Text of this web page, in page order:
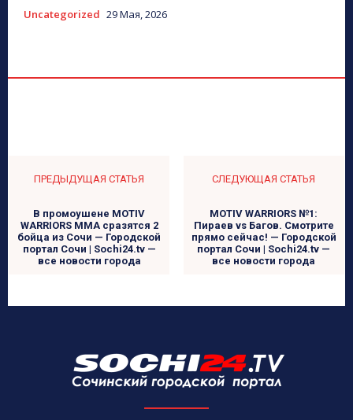
Uncategorized 29 Мая, 2026
ПРЕДЫДУЩАЯ СТАТЬЯ
В промоушене MOTIV
WARRIORS ММА сразятся 2
бойца из Сочи — Городской
портал Сочи | Sochi24.tv —
все новости города
СЛЕДУЮЩАЯ СТАТЬЯ
MOTIV WARRIORS №1:
Пираев vs Багов. Смотрите
прямо сейчас! — Городской
портал Сочи | Sochi24.tv —
все новости города